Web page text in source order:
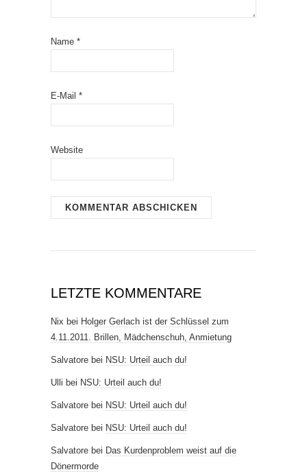
Name *
E-Mail *
Website
LETZTE KOMMENTARE
Nix bei Holger Gerlach ist der Schlüssel zum
4.11.2011. Brillen, Mädchenschuh, Anmietung
Salvatore bei NSU: Urteil auch du!
Ulli bei NSU: Urteil auch du!
Salvatore bei NSU: Urteil auch du!
Salvatore bei NSU: Urteil auch du!
Salvatore bei Das Kurdenproblem weist auf die
Dönermorde